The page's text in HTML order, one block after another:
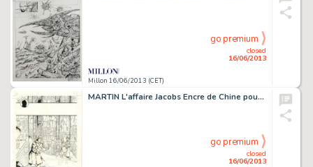
Millon 16/06/2013 (CET)
closed
16/06/2013
go premium
MARTIN L'affaire Jacobs Encre de Chine pour le dessin de couverture de
closed
16/06/2013
go premium